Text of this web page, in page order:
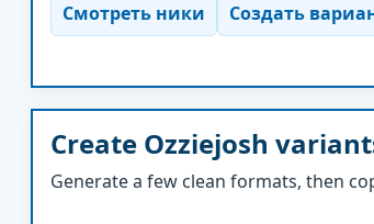
Смотреть ники Создать
Create Ozziejosh
Generate a few clean formats, then